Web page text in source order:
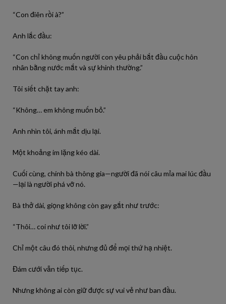
“Con điên rồi à?”
Anh lắc đầu:
“Con chỉ không muốn người con yêu phải bắt đầu cuộc hôn
nhân bằng nước mắt và sự khinh thường.”
Tôi siết chặt tay anh:
“Không… em không muốn bỏ.”
Anh nhìn tôi, ánh mắt dịu lại.
Một khoảng im lặng kéo dài.
Cuối cùng, chính bà thông gia—người đã nói câu mỉa mai lúc đầu
—lại là người phá vỡ nó.
Bà thở dài, giọng không còn gay gắt như trước:
“Thôi… coi như tôi lỡ lời.”
Chỉ một câu đó thôi, nhưng đủ để mọi thứ hạ nhiệt.
Đám cưới vẫn tiếp tục.
Nhưng không ai còn giữ được sự vui vẻ như ban đầu.